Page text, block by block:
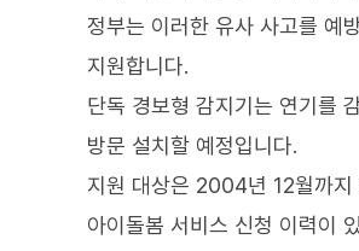
정부는 이러한 유사 사고를 예
지원합니다.
단독 경보형 감지기는 연기를
방문 설치할 예정입니다.
지원 대상은 2004년 12월까지
아이돌봄 서비스 신청 이력이